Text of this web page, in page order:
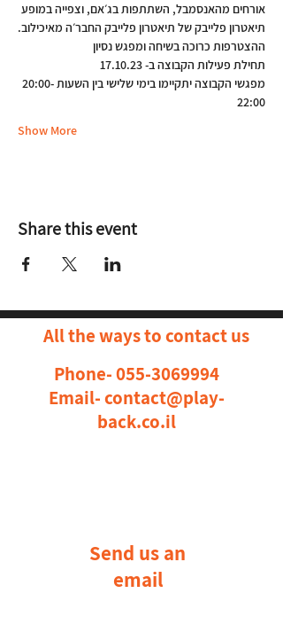
אורחים מהאנסמבל, השתתפות בג׳אם, וצפייה במופע
תיאטרון פלייבק של תיאטרון פלייבק החבר׳ה מאיכילוב.
ההצטרפות כרוכה בשיחה ומפגש נסיון
תחילת פעילות הקבוצה ב- 17.10.23
מפגשי הקבוצה יתקיימו בימי שלישי בין השעות 20:00-
22:00
Show More
Share this event
All the ways to contact us
Phone-055-3069994
Email-contact@play-
back.co.il
Send us an
email